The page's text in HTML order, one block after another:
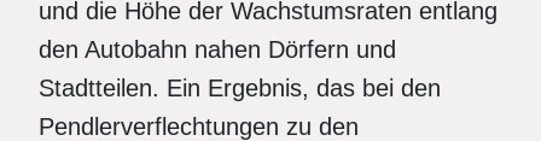
und die Höhe der Wachstumsraten entlang
den Autobahn nahen Dörfern und
Stadtteilen. Ein Ergebnis, das bei den
Pendlerverflechtungen zu den